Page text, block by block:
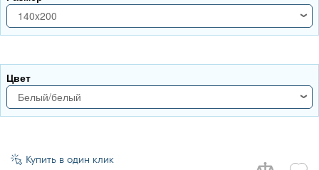
140x200
140x200
Цвет
Белый/белый
белый/белый
черный/шоколад
Купить в один клик